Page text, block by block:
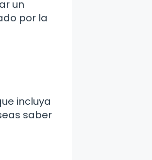
un
por la
incluya
saber